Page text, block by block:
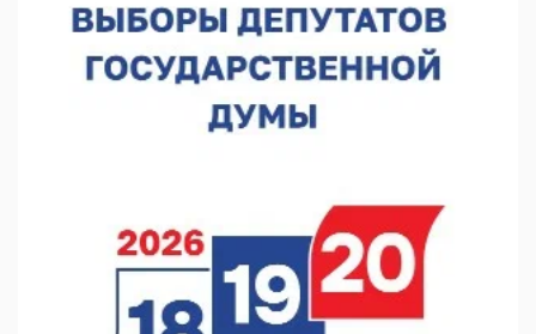
В Нижнем Новгороде прошло совещание Росгвардии
покраской телебашни
07.08.2026 11:20
В автобусах Арзамаса устанавливают терминалы оплаты
07.08.2026 11:03